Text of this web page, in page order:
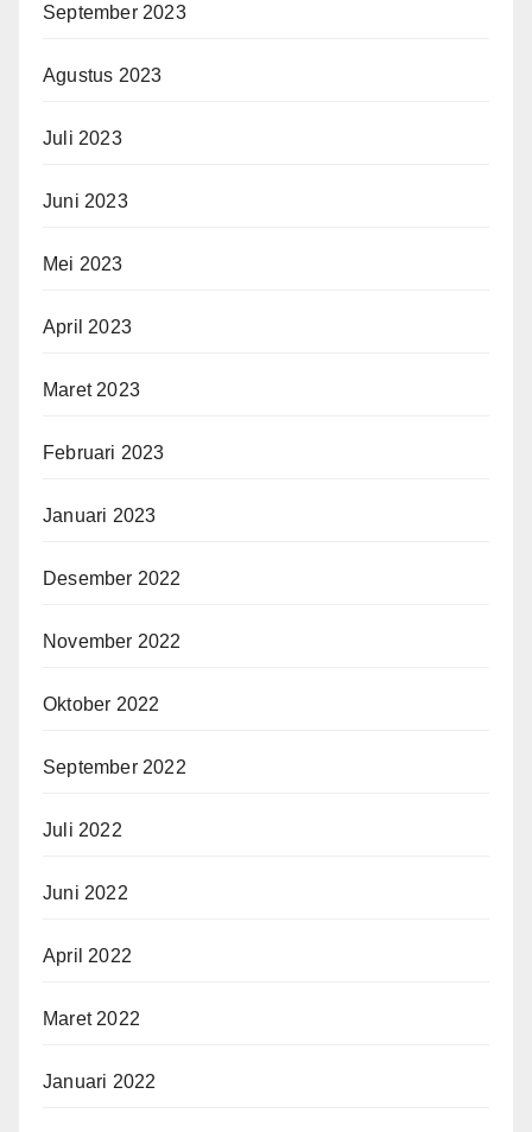
September 2023
Agustus 2023
Juli 2023
Juni 2023
Mei 2023
April 2023
Maret 2023
Februari 2023
Januari 2023
Desember 2022
November 2022
Oktober 2022
September 2022
Juli 2022
Juni 2022
April 2022
Maret 2022
Januari 2022